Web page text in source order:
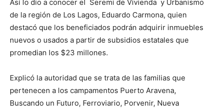
Así lo dio a conocer el Seremi de Vivienda y Urbanismo
de la región de Los Lagos, Eduardo Carmona, quien
destacó que los beneficiados podrán adquirir inmuebles
nuevos o usados a partir de subsidios estatales que
promedian los $23 millones.
Explicó la autoridad que se trata de las familias que
pertenecen a los campamentos Puerto Aravena,
Buscando un Futuro, Ferroviario, Porvenir, Nueva